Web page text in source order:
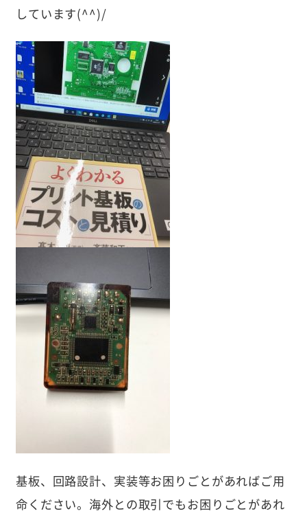
しています(^^)/
基板、回路設計、実装等お困りごとがあればご用
命ください。海外との取引でもお困りごとがあれ